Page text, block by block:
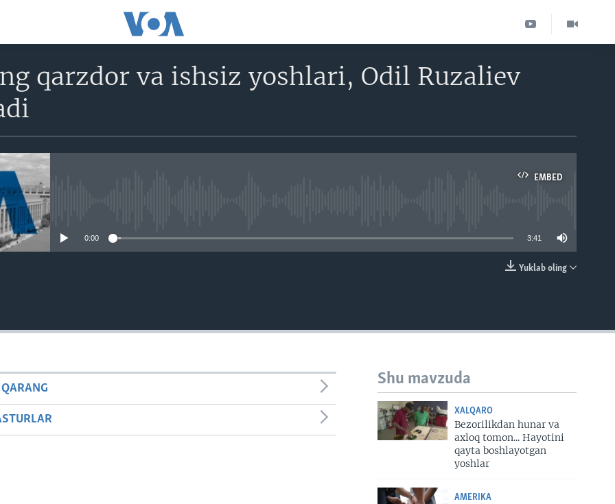
qarzdor va ishsiz yoshlari, Odil Ruzaliev
EMBED
0:00 3:41
Yuklab oling
Shu mavzuda
XALQARO
Bezorilikdan hunar va
axloq tomon... Hayotini
qayta boshlayotgan
yoshlar
AMERIKA